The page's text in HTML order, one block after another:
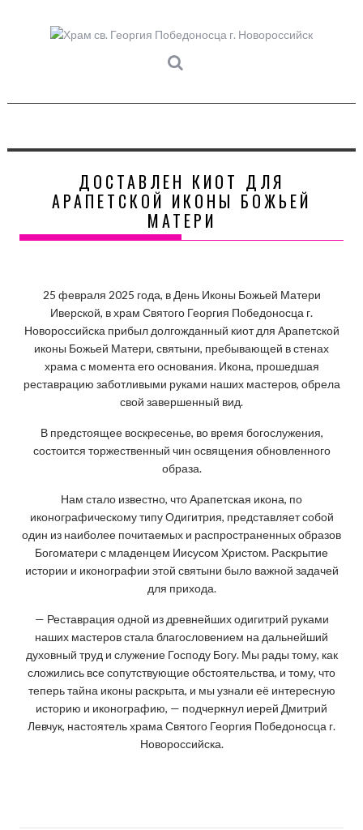
content
ДОСТАВЛЕН КИОТ ДЛЯ
АРАПЕТСКОЙ ИКОНЫ БОЖЬЕЙ
МАТЕРИ
25 февраля 2025 года, в День Иконы Божьей Матери
Иверской, в храм Святого Георгия Победоносца г.
Новороссийска прибыл долгожданный киот для Арапетской
иконы Божьей Матери, святыни, пребывающей в стенах
храма с момента его основания. Икона, прошедшая
реставрацию заботливыми руками наших мастеров, обрела
свой завершенный вид.
В предстоящее воскресенье, во время богослужения,
состоится торжественный чин освящения обновленного
образа.
Нам стало известно, что Арапетская икона, по
иконографическому типу Одигитрия, представляет собой
один из наиболее почитаемых и распространенных образов
Богоматери с младенцем Иисусом Христом. Раскрытие
истории и иконографии этой святыни было важной задачей
для прихода.
— Реставрация одной из древнейших одигитрий руками
наших мастеров стала благословением на дальнейший
духовный труд и служение Господу Богу. Мы рады тому, как
сложились все сопутствующие обстоятельства, и тому, что
теперь тайна иконы раскрыта, и мы узнали её интересную
историю и иконографию, — подчеркнул иерей Дмитрий
Левчук, настоятель храма Святого Георгия Победоносца г.
Новороссийска.